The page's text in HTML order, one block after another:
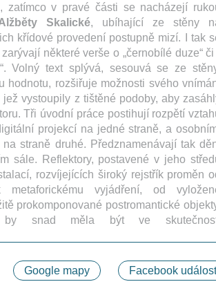
zatímco v pravé části se nacházejí
Skalické, ubíhající ze stěny
křídové provedení postupně mizí. I tak
některé verše o „černobílé duze“ či
Volný text splývá, sesouvá se ze
hodnotu, rozšiřuje možnosti svého
jež vystoupily z tištěné podoby, aby
Tři úvodní práce postihují rozpětí
projekcí na jedné straně, a
na straně druhé. Předznamenávají tak
sále. Reflektory, postavené v jeho
rozvíjejících široký rejstřík proměn
metaforickému vyjádření, od
prokomponované postromantické
snad měla být ve
Google mapy Facebook